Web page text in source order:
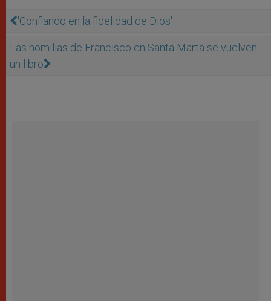
'Confiando en la fidelidad de Dios'
Las homilias de Francisco en Santa Marta se vuelven
un libro